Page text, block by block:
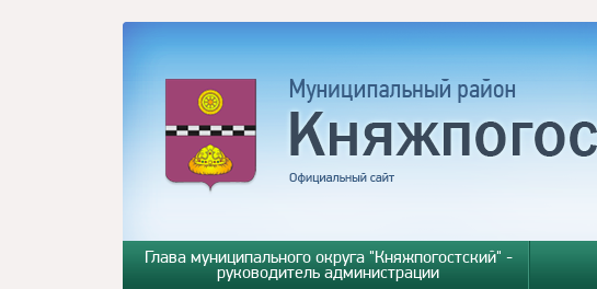
Глава муниципального округа "Княжпогостский" -
руководитель администрации